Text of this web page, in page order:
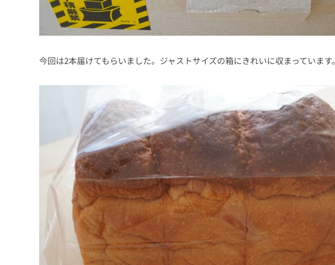
今回は2本届けてもらいました。ジャストサイズの箱にきれいに収まっています。